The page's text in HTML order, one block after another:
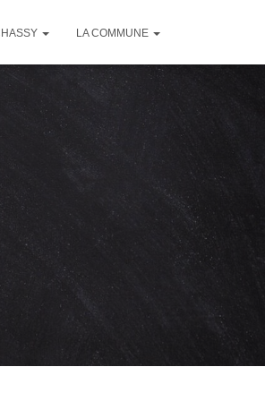
LA COMMUNE